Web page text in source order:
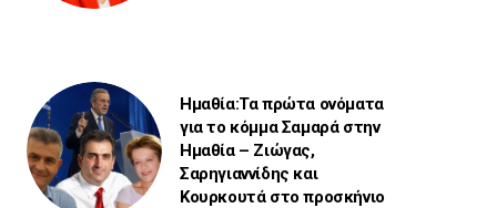
Ημαθία:Τα πρώτα ονόματα
για το κόμμα Σαμαρά στην
Ημαθία – Ζιώγας,
Σαρηγιαννίδης και
Κουρκουτά στο προσκήνιο